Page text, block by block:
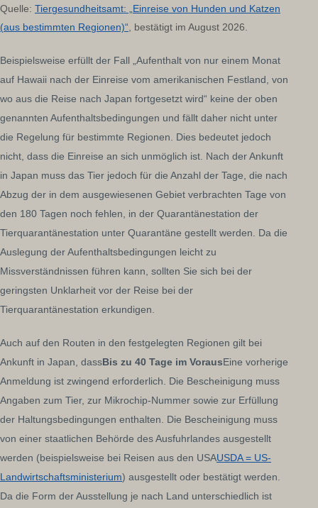
Quelle: Tiergesundheitsamt: „Einreise von Hunden und Katzen
(aus bestimmten Regionen)“ , bestätigt im August 2026.
Beispielsweise erfüllt der Fall „Aufenthalt von nur einem Monat
auf Hawaii nach der Einreise vom amerikanischen Festland, von
wo aus die Reise nach Japan fortgesetzt wird“ keine der oben
genannten Aufenthaltsbedingungen und fällt daher nicht unter
die Regelung für bestimmte Regionen. Dies bedeutet jedoch
nicht, dass die Einreise an sich unmöglich ist. Nach der Ankunft
in Japan muss das Tier jedoch für die Anzahl der Tage, die nach
Abzug der in dem ausgewiesenen Gebiet verbrachten Tage von
den 180 Tagen noch fehlen, in der Quarantänestation der
Tierquarantänestation unter Quarantäne gestellt werden. Da die
Auslegung der Aufenthaltsbedingungen leicht zu
Missverständnissen führen kann, sollten Sie sich bei der
geringsten Unklarheit vor der Reise bei der
Tierquarantänestation erkundigen.
Auch auf den Routen in den festgelegten Regionen gilt bei
Ankunft in Japan, dassBis zu 40 Tage im VorausEine vorherige
Anmeldung ist zwingend erforderlich. Die Bescheinigung muss
Angaben zum Tier, zur Mikrochip-Nummer sowie zur Erfüllung
der Haltungsbedingungen enthalten. Die Bescheinigung muss
von einer staatlichen Behörde des Ausfuhrlandes ausgestellt
werden (beispielsweise bei Reisen aus den USAUSDA = US-
Landwirtschaftsministerium) ausgestellt oder bestätigt werden.
Da die Form der Ausstellung je nach Land unterschiedlich ist